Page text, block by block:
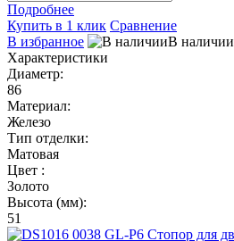
Подробнее
Купить в 1 клик Сравнение
В избранное
В наличии
Характеристики
Диаметр:
86
Материал:
Железо
Тип отделки:
Матовая
Цвет :
Золото
Высота (мм):
51